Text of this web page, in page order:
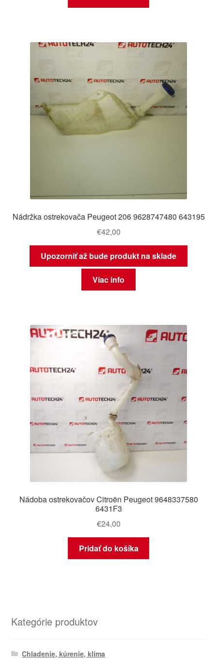
Nádržka ostrekovača Peugeot 206 9628747480 643195
€42,00
Upozorniť až bude produkt na sklade
Viac info
Nádoba ostrekovačov Citroën Peugeot 9648337580
6431F3
€24,00
Pridať do košíka
Kategórie produktov
Chladenie, kúrenie, klíma